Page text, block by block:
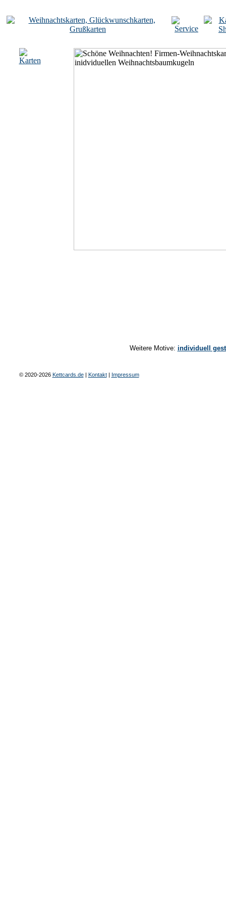
Weitere Motive: individuell
© 2020-2026 Kettcards.de| Kontakt| Impressum